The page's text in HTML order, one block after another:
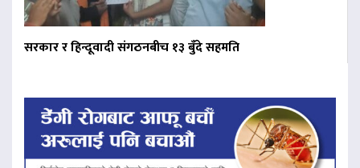
सरकार र हिन्दूवादी संगठनबीच १३ बुँदे सहमति